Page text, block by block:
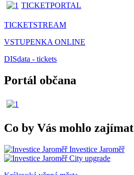
TICKETPORTAL
TICKETSTREAM
VSTUPENKA ONLINE
DISdata - tickets
Portál občana
Co by Vás mohlo zajímat
Investice Jaroměř
City upgrade